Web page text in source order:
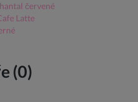
červené
Latte
(0)